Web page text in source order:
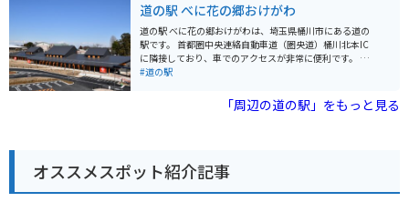
を訪れた際には、ぜひ地元産の野菜や、特産品のお土産
を購入してみてください。
の調理器具も販売しており、お土産に最適です。 また、
食事処では、地元産の食材を使用した料理を楽しむこと
ができます。おすすめは、新鮮な野菜をたっぷり使った
「あんぎょううどん」です。 バイクで訪れる場合、道の
駅に隣接する荒川河川敷には、広々とした無料駐車場が
は、荒川の土手沿いを走るサイクリングロードもあり、
道の駅 べに花の郷おけがわ
道の駅 べに花の郷おけがわは、埼玉県桶川市にある道の
駅です。 首都圏中央連絡自動車道（圏央道）桶川北本IC
に隣接しており、車でのアクセスが非常に便利です。 バ
イクで訪れる場合も、駐車場が広いため安心して駐輪で
ン、カフェなどがあり、地元の味覚を楽しむことができ
さい。 また、桶川市は、中山道の宿場町として栄えた歴
史があり、宿場町時代の面影を残す建物や史跡なども点
在しています。 道の駅の周辺にも、歴史を感じられるス
#道の駅
「周辺の道の駅」をもっと見る
オススメスポット紹介記事